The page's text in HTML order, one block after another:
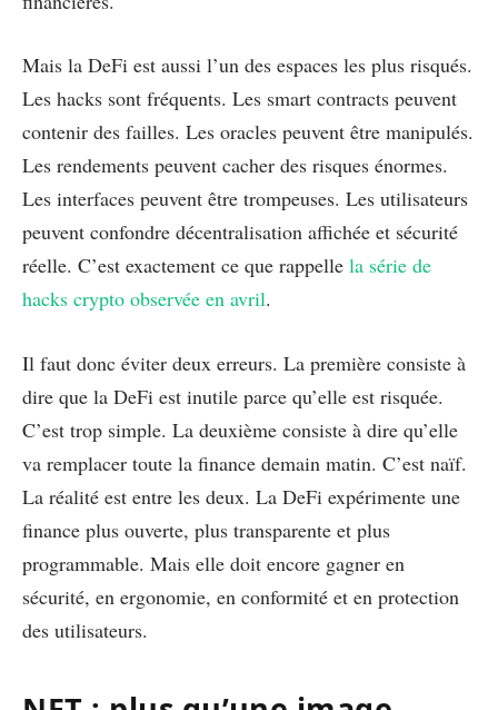
Mais la DeFi est aussi l’un des espaces les plus risqués.
Les hacks sont fréquents. Les smart contracts peuvent
contenir des failles. Les oracles peuvent être manipulés.
Les rendements peuvent cacher des risques énormes.
Les interfaces peuvent être trompeuses. Les utilisateurs
peuvent confondre décentralisation affichée et sécurité
réelle. C’est exactement ce que rappelle la série de
hacks crypto observée en avril.
Il faut donc éviter deux erreurs. La première consiste à
dire que la DeFi est inutile parce qu’elle est risquée.
C’est trop simple. La deuxième consiste à dire qu’elle
va remplacer toute la finance demain matin. C’est naïf.
La réalité est entre les deux. La DeFi expérimente une
finance plus ouverte, plus transparente et plus
programmable. Mais elle doit encore gagner en
sécurité, en ergonomie, en conformité et en protection
des utilisateurs.